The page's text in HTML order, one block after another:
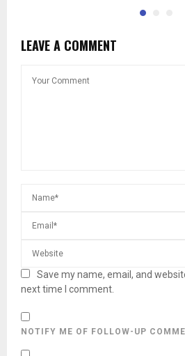
LEAVE A COMMENT
Save my name, email, and
next time I comment.
NOTIFY ME OF FOLLOW-UP